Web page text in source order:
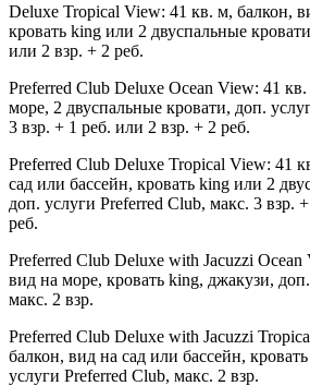
Deluxe Tropical View: 41 кв. м, балкон,
кровать king или 2 двуспальные
или 2 взр. + 2 реб.
Preferred Club Deluxe Ocean View: 41
море, 2 двуспальные кровати, доп.
3 взр. + 1 реб. или 2 взр. + 2 реб.
Preferred Club Deluxe Tropical View: 41
сад или бассейн, кровать king или 2
доп. услуги Preferred Club, макс. 3 взр.
реб.
Preferred Club Deluxe with Jacuzzi Ocean
вид на море, кровать king, джакузи,
макс. 2 взр.
Preferred Club Deluxe with Jacuzzi
балкон, вид на сад или бассейн,
услуги Preferred Club, макс. 2 взр.